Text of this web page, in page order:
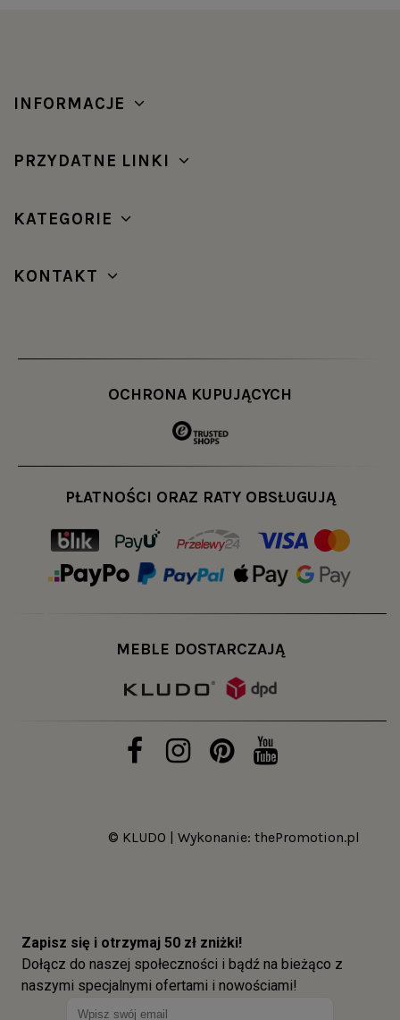
INFORMACJE
PRZYDATNE LINKI
KATEGORIE
KONTAKT
OCHRONA KUPUJĄCYCH
PŁATNOŚCI ORAZ RATY OBSŁUGUJĄ
MEBLE DOSTARCZAJĄ
© KLUDO | Wykonanie: thePromotion.pl